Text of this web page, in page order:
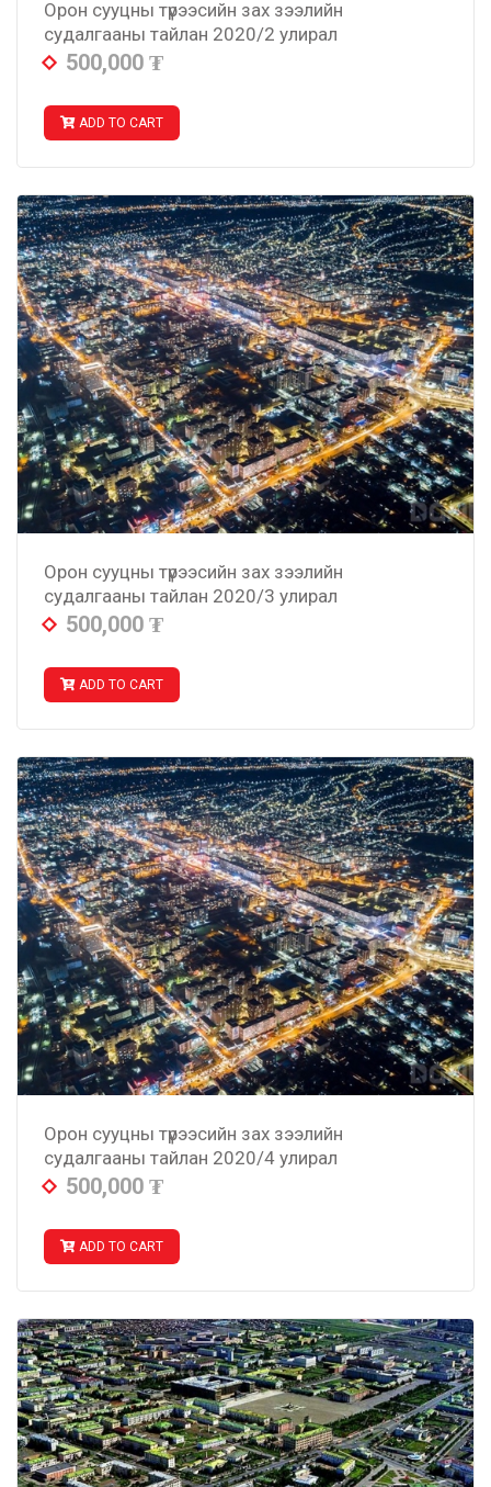
Орон сууцны түрээсийн зах зээлийн
судалгааны тайлан 2020/2 улирал
500,000 ₮
ADD TO CART
Орон сууцны түрээсийн зах зээлийн
судалгааны тайлан 2020/3 улирал
500,000 ₮
ADD TO CART
Орон сууцны түрээсийн зах зээлийн
судалгааны тайлан 2020/4 улирал
500,000 ₮
ADD TO CART